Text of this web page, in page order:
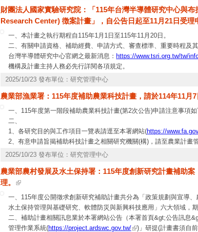
財團法人國家實驗研究院：「115年台灣半導體研究中心與
Research Center) 徴案計畫」，自公告日起至11月21日受理
一、本計畫之執行期程自115年1月1日至115年11月20日。
二、有關申請資格、補助經費、申請方式、審查標準、重要時程及
台灣半導體研究中心官網之最新消息： https://www.tsri.org.tw/tw/
機構及計畫主持人務必先行詳閱各項規定。
三、相關計畫內容疑問，請洽：03-5773693 #7779(葉先生) #7170(江
2025/10/23 發布單位：研究管理中心
農業部漁業署：115年度補助農業科技計畫，請於114年11月7
一、115年度第一階段補助農業科技計畫(第2次公告)申請注意事項如
二、
1、各研究目的與工作項目一覽表請逕至本署網站(https://
2、有意申請旨揭補助科技計畫之相關研究機關(構)，請至農業計畫
新增計畫形式完成計畫研提。
4、為提升計畫研提品質，特編列計畫說明書研提作業及經費編列
之相關研究機關(構)參考。
5、為響應環保減少用紙，請於系統研提計畫書並完成送出即可，
間為憑)，逾期概不受理。
三、科技計畫經費編列請依據「農業部主管計畫經費處理手冊」規
月31日止，各計畫之預算額度詳如一覽表。
2025/10/23 發布單位：研究管理中心
農業部農村發展及水土保持署：115年度創新研究計畫補助
理。
一、115年度公開徵求創新研究補助計畫共分為「政策規劃與宣導
水土保持管理與基礎研究、軟體防災與新興科技應用」六大領域，
二、補助計畫相關訊息業於本署網站公告（本署首頁&gt;公告訊息
管理作業系統(https://project.ardswc.gov.tw/
)」研提(計畫書須自